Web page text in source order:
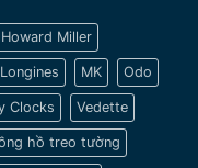
Howard Miller
Longines MK Odo
Clocks Vedette
hồ treo tường